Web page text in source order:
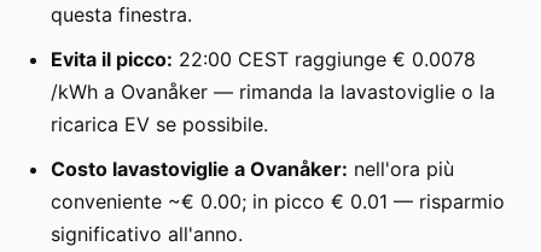
questa finestra.
Evita il picco: 22:00 CEST raggiunge € 0.0078
/kWh a Ovanåker — rimanda la lavastoviglie o la
ricarica EV se possibile.
Costo lavastoviglie a Ovanåker: nell'ora più
conveniente ~€ 0.00; in picco € 0.01 — risparmio
significativo all'anno.